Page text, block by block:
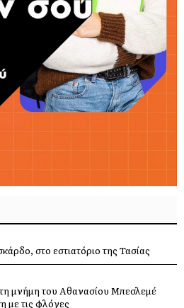
στο εστιατόριο της Τασίας
μνήμη του Αθανασίου Μπεσλεμέ
με τις φλόγες